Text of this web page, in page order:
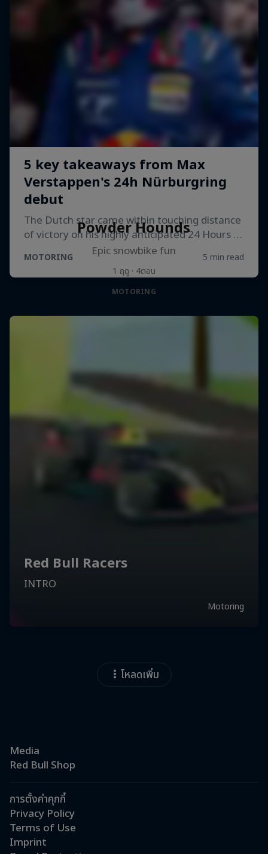
Powder Hounds
Epic snowbike fun
1 ฤดู · 4ตอน
MOTORING
โหลดเพิ่ม